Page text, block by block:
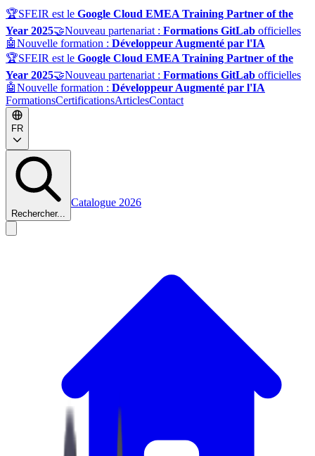
🏆SFEIR est le Google Cloud EMEA Training Partner of the
Year 2025🤝Nouveau partenariat : Formations GitLab officielles
🤖Nouvelle formation : Développeur Augmenté par l'IA
🏆SFEIR est le Google Cloud EMEA Training Partner of the
Year 2025🤝Nouveau partenariat : Formations GitLab officielles
🤖Nouvelle formation : Développeur Augmenté par l'IA
FormationsCertificationsArticlesContact
FR
Rechercher...
Catalogue 2026